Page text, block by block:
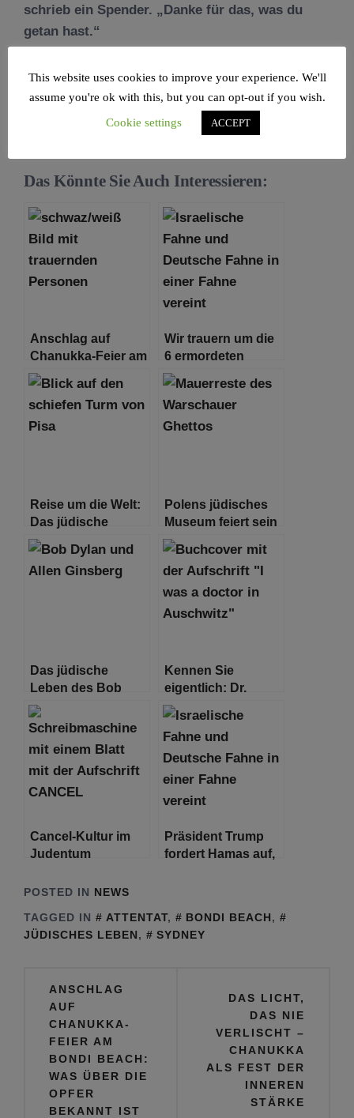
schrieb ein Spender. „Danke für das, was du
getan hast.“
Die Geschichte von Ahmed al Ahmed steht damit
nicht nur für außergewöhnlichen persönlichen
Mut, sondern auch für gelebte Solidarität über
religiöse und kulturelle Grenzen hinweg.
Das Könnte Sie Auch Interessieren:
Anschlag auf
Chanukka-Feier am
Bondi Beach: Was
über die Opfer
bekannt ist
Wir trauern um die
6 ermordeten
Geiseln, die in
Rafah geborgen
wurden
Reise um die Welt:
Das jüdische
Leben in Italien
Polens jüdisches
Museum feiert sein
turbulentes
zehnjähriges
Bestehen
Das jüdische
Leben des Bob
Dylan
Kennen Sie
eigentlich: Dr.
Gisella Perl?
Cancel-Kultur im
Judentum
Präsident Trump
fordert Hamas auf,
POSTED IN NEWS
TAGGED IN
ATTENTAT, BONDI BEACH,
JÜDISCHES LEBEN, SYDNEY
Beitragsnavigation
ANSCHLAG
AUF
CHANUKKA-
FEIER AM
BONDI BEACH:
WAS ÜBER DIE
OPFER
BEKANNT IST
DAS LICHT,
DAS NIE
VERLISCHT –
CHANUKKA
ALS FEST DER
INNEREN
STÄRKE
This website uses cookies to improve your experience. We'll
assume you're ok with this, but you can opt-out if you wish.
Cookie settings
ACCEPT